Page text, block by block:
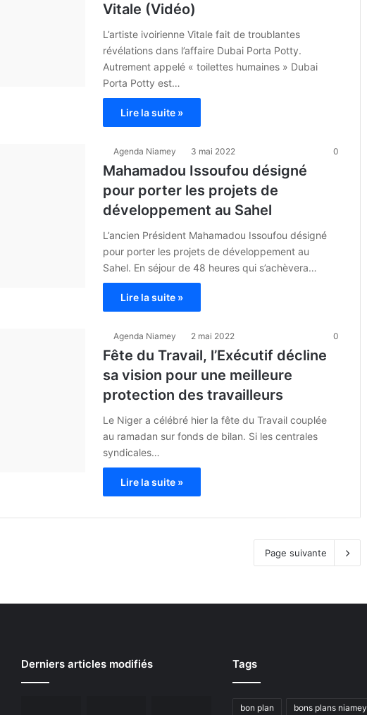
Vitale (Vidéo)
L’artiste ivoirienne Vitale fait de troublantes
révélations dans l’affaire Dubai Porta Potty.
Autrement appelé « toilettes humaines » Dubai
Porta Potty est…
Lire la suite »
Agenda Niamey 3 mai 2022 0
Mahamadou Issoufou désigné
pour porter les projets de
développement au Sahel
L’ancien Président Mahamadou Issoufou désigné
pour porter les projets de développement au
Sahel. En séjour de 48 heures qui s’achèvera…
Lire la suite »
Agenda Niamey 2 mai 2022 0
Fête du Travail, l’Exécutif décline
sa vision pour une meilleure
protection des travailleurs
Le Niger a célébré hier la fête du Travail couplée
au ramadan sur fonds de bilan. Si les centrales
syndicales…
Lire la suite »
Page suivante
Derniers articles modifiés Tags
bon plan bons plans niamey